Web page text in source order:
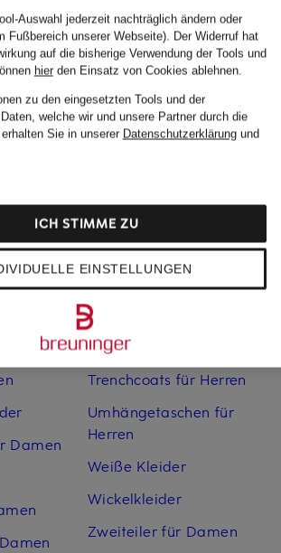
Damen
Damen
Leinenhosen für Herren
Leinenkleider
Regenmäntel für Damen
Smokings
Sneaker für Damen
Sommerkleider
Tote Bags
Trenchcoats für Damen
Trenchcoats für Herren
Umhängetaschen für
Herren
Weiße Kleider
Wickelkleider
Zweiteiler für Damen
Auswahl jederzeit nachträglich ändern oder
Fußbereich unserer Webseite). Der Widerruf hat
auf die bisherige Verwendung der Tools und
hierden Einsatz von Cookies ablehnen.
zu den eingesetzten Tools und der
welche wir und unsere Partner durch die
Sie in unserer Datenschutzerklärungund
EINSTELLUNGEN
ICH STIMME ZU